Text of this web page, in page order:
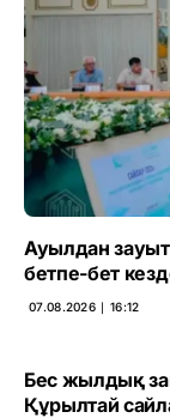
Ауылдан
бетпе-бет
07.08.2026 ∣ 16:12
Бес жылдық
Құрылтай